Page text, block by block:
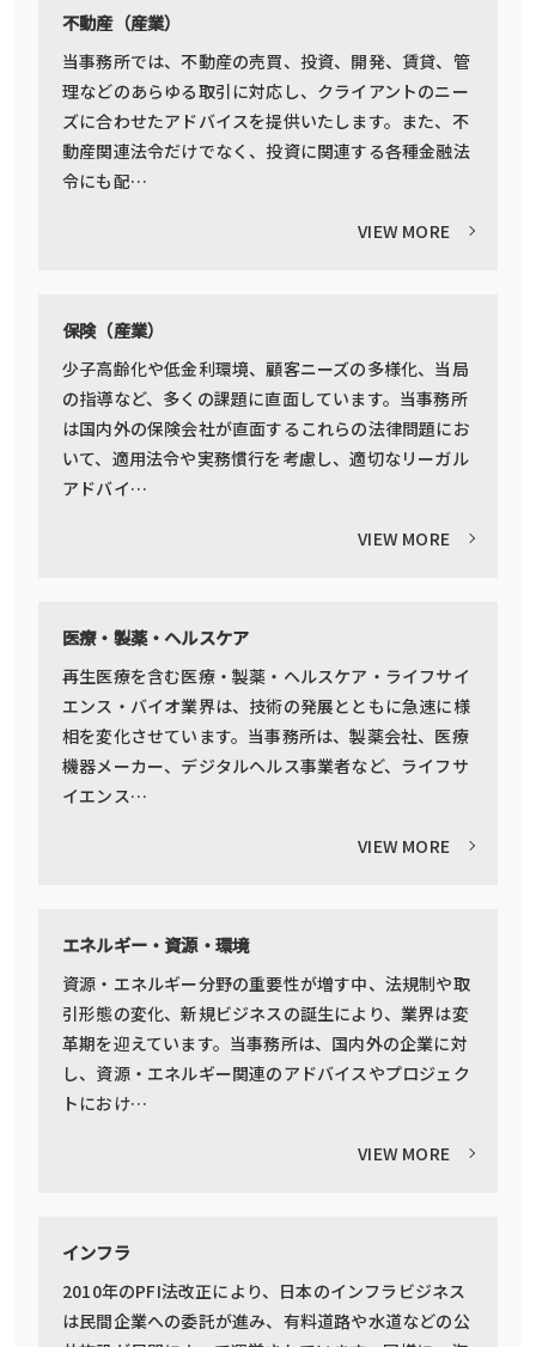
不動産（産業）
当事務所では、不動産の売買、投資、開発、賃貸、管
理などのあらゆる取引に対応し、クライアントのニー
ズに合わせたアドバイスを提供いたします。また、不
動産関連法令だけでなく、投資に関連する各種金融法
令にも配…
VIEW MORE
保険（産業）
少子高齢化や低金利環境、顧客ニーズの多様化、当局
の指導など、多くの課題に直面しています。当事務所
は国内外の保険会社が直面するこれらの法律問題にお
いて、適用法令や実務慣行を考慮し、適切なリーガル
アドバイ…
VIEW MORE
医療・製薬・ヘルスケア
再生医療を含む医療・製薬・ヘルスケア・ライフサイ
エンス・バイオ業界は、技術の発展とともに急速に様
相を変化させています。当事務所は、製薬会社、医療
機器メーカー、デジタルヘルス事業者など、ライフサ
イエンス…
VIEW MORE
エネルギー・資源・環境
資源・エネルギー分野の重要性が増す中、法規制や取
引形態の変化、新規ビジネスの誕生により、業界は変
革期を迎えています。当事務所は、国内外の企業に対
し、資源・エネルギー関連のアドバイスやプロジェク
トにおけ…
VIEW MORE
インフラ
2010年のPFI法改正により、日本のインフラビジネス
は民間企業への委託が進み、有料道路や水道などの公